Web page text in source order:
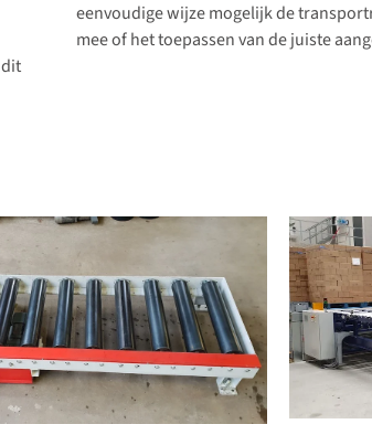
eenvoudige wijze mogelijk de
mee of het toepassen van de juiste